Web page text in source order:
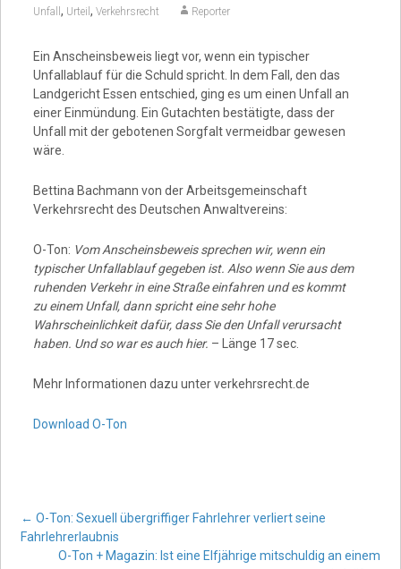
Unfall , Urteil , Verkehrsrecht Reporter
Ein Anscheinsbeweis liegt vor, wenn ein typischer
Unfallablauf für die Schuld spricht. In dem Fall, den das
Landgericht Essen entschied, ging es um einen Unfall an
einer Einmündung. Ein Gutachten bestätigte, dass der
Unfall mit der gebotenen Sorgfalt vermeidbar gewesen
wäre.
Bettina Bachmann von der Arbeitsgemeinschaft
Verkehrsrecht des Deutschen Anwaltvereins:
O-Ton: Vom Anscheinsbeweis sprechen wir, wenn ein
typischer Unfallablauf gegeben ist. Also wenn Sie aus dem
ruhenden Verkehr in eine Straße einfahren und es kommt
zu einem Unfall, dann spricht eine sehr hohe
Wahrscheinlichkeit dafür, dass Sie den Unfall verursacht
haben. Und so war es auch hier. – Länge 17 sec.
Mehr Informationen dazu unter verkehrsrecht.de
Download O-Ton
Post
← O-Ton: Sexuell übergriffiger Fahrlehrer verliert seine
Fahrlehrerlaubnis
O-Ton + Magazin: Ist eine Elfjährige mitschuldig an einem